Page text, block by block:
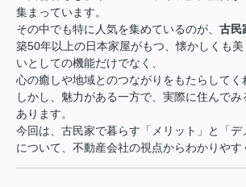
集まっています。
その中でも特に人気を集めているのが、 古民
築50年以上の日本家屋がもつ、懐かしくも
いとしての機能だけでなく、
心の癒しや地域とのつながりをもたらしてく
しかし、魅力がある一方で、実際に住んでみ
あります。
今回は、古民家で暮らす「メリット」と「デ
について、 不動産会社の視点からわかりやす